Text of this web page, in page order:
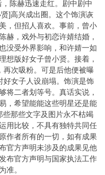
陈赫迅速走红。剧中剧中
]高兴成出圈。这个饰演诙
，但招人喜欢。事前，曾小
赫，戏外与初恋许婧结婚，
没受外界影响，和许婧一如
想版好女子曾小贤。接着，
次吸粉。可是后他便被曝
女子人设崩塌。饰演是饰
将二者划等号。真话实说，
，希望能能这些明星还是能
那些文字及图片永不枯竭
用比较，不具有独特共同任
作者所有的一切，如有成果
官方声明未涉及的成果见他
布官方声明与国家执法工作
。